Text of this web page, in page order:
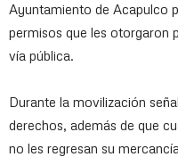
Ayuntamiento de Acapulco
permisos que les otorgaron
vía pública.
Durante la movilización
derechos, además de que
no les regresan su